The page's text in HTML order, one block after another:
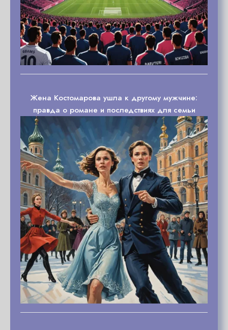
Жена Костомарова ушла к другому мужчине:
правда о романе и последствиях для семьи